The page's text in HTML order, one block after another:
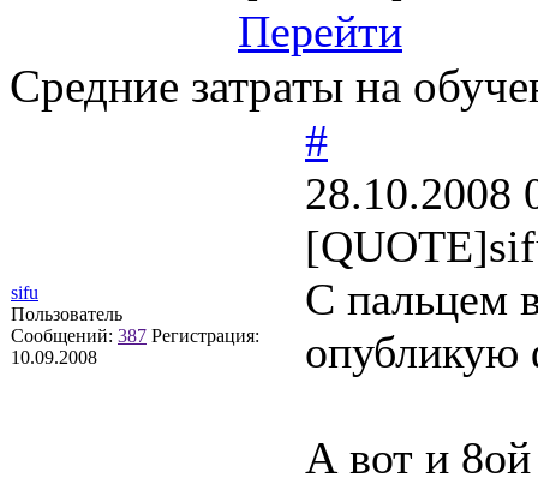
Перейти
Средние затраты на
sifu
Пользователь
Сообщений: 387 Регистрация:
10.09.2008
#
28.10.2008
С пальцем
опубликую
А вот и 8ой